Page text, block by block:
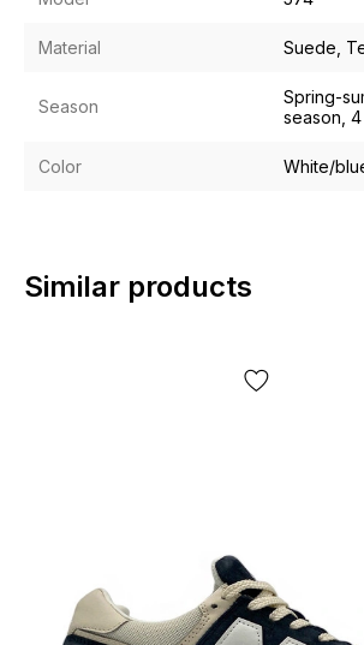
Material Suede,
Season
Spring-
season,
Color White/
Similar products